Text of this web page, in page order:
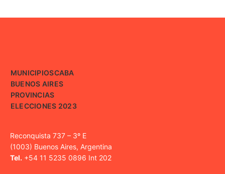
MUNICIPIOSCABA
BUENOS AIRES
PROVINCIAS
ELECCIONES 2023
Reconquista 737 – 3º E
(1003) Buenos Aires, Argentina
Tel. +54 11 5235 0896 Int 202